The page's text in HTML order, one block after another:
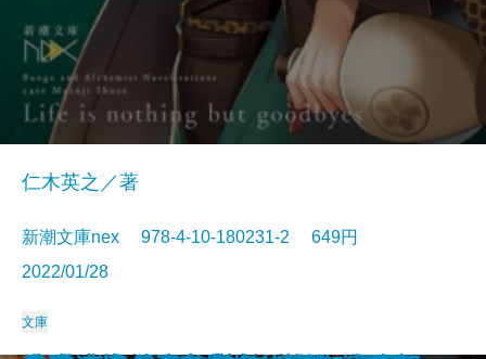
仁木英之／著
新潮文庫nex 978-4-10-180231-2 649円
2022/01/28
文庫